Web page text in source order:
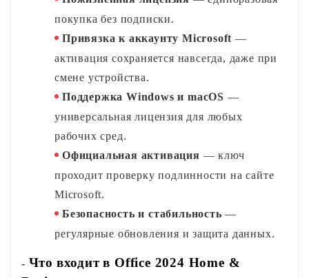
покупка без подписки.
Привязка к аккаунту Microsoft —
активация сохраняется навсегда, даже при
смене устройства.
Поддержка Windows и macOS —
универсальная лицензия для любых
рабочих сред.
Официальная активация — ключ
проходит проверку подлинности на сайте
Microsoft.
Безопасность и стабильность —
регулярные обновления и защита данных.
- Что входит в Office 2024 Home &